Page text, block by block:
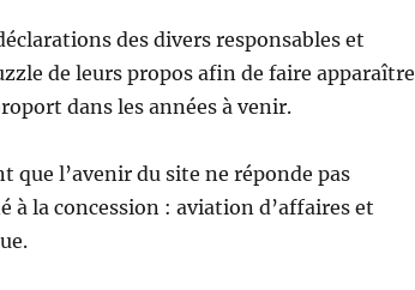
des divers responsables et
de leurs propos afin de faire apparaître
dans les années à venir.
que l’avenir du site ne réponde pas
à la concession : aviation d’affaires et